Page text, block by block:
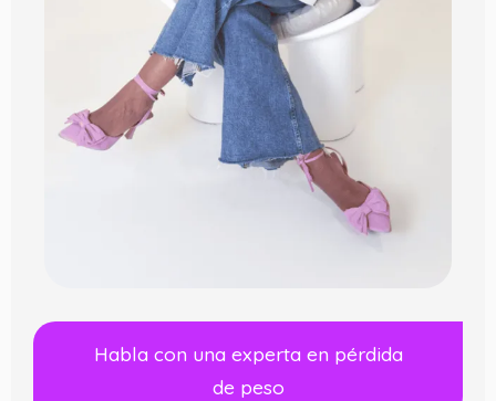
Habla con una experta en pérdida
de peso